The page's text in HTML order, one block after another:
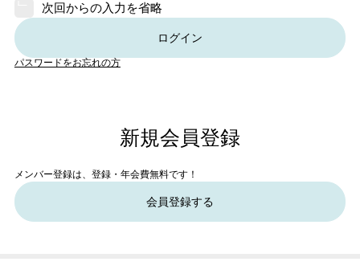
次回からの入力を省略
ログイン
パスワードをお忘れの方
新規会員登録
メンバー登録は、登録・年会費無料です！
会員登録する